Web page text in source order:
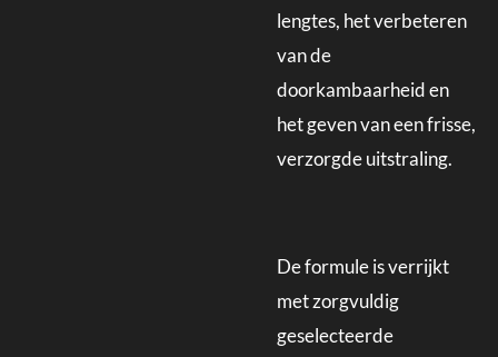
lengtes, het verbeteren
van de
doorkambaarheid en
het geven van een frisse,
verzorgde uitstraling.
De formule is verrijkt
met zorgvuldig
geselecteerde